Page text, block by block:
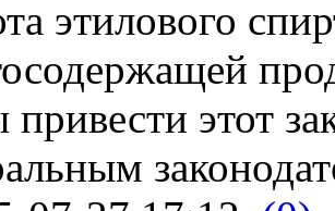
этилового
этот